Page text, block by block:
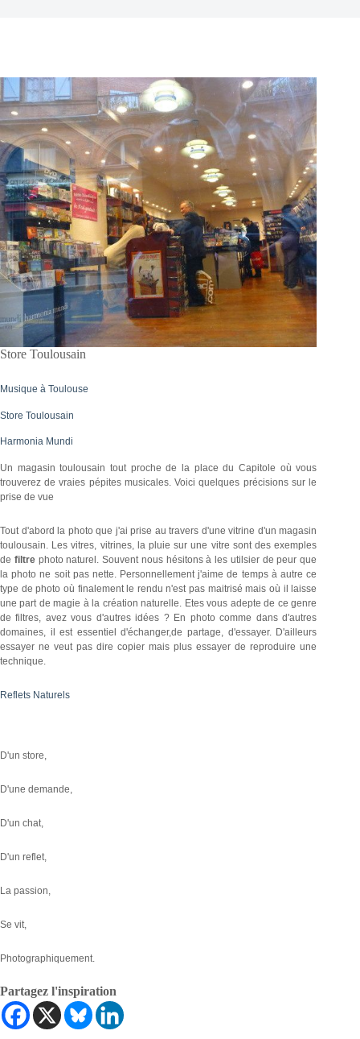
Store Toulousain
Musique à Toulouse
Store Toulousain
Harmonia Mundi
Un magasin toulousain tout proche de la place du Capitole où vous
trouverez de vraies pépites musicales. Voici quelques précisions sur le
prise de vue
Tout d'abord la photo que j'ai prise au travers d'une vitrine d'un magasin
toulousain. Les vitres, vitrines, la pluie sur une vitre sont des exemples
de filtrephoto naturel. Souvent nous hésitons à les utilsier de peur que
la photo ne soit pas nette. Personnellement j'aime de temps à autre ce
type de photo où finalement le rendu n'est pas maitrisé mais où il laisse
une part de magie à la création naturelle. Etes vous adepte de ce genre
de filtres, avez vous d'autres idées ? En photo comme dans d'autres
domaines, il est essentiel d'échanger,de partage, d'essayer. D'ailleurs
essayer ne veut pas dire copier mais plus essayer de reproduire une
technique.
Reflets Naturels
D'un store,
D'une demande,
D'un chat,
D'un reflet,
La passion,
Se vit,
Photographiquement.
Partagez l'inspiration